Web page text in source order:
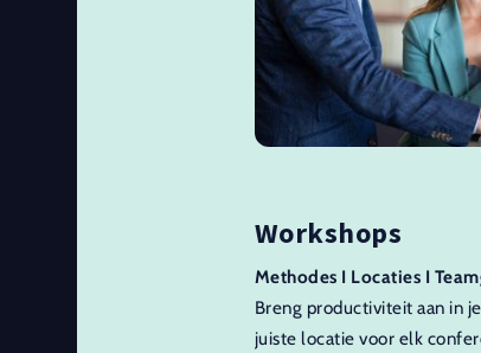
Workshops
Methodes I Locaties I
Breng productiviteit aan in
juiste locatie voor elk